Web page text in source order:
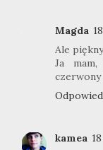
Magda
Ale
Ja
czerwony
kamea